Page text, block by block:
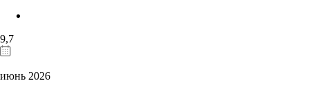
9,7
июнь 2026